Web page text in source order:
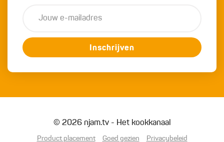
Inschrijven
© 2026 njam.tv - Het kookkanaal
Product placement Goed gezien Privacybeleid